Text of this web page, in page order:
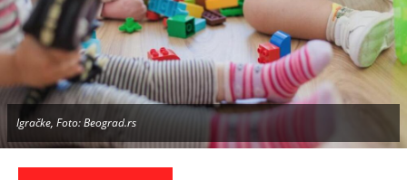
Igračke, Foto: Beograd.rs